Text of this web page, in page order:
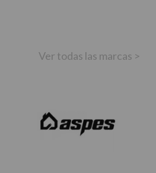
Ver todas las marcas >